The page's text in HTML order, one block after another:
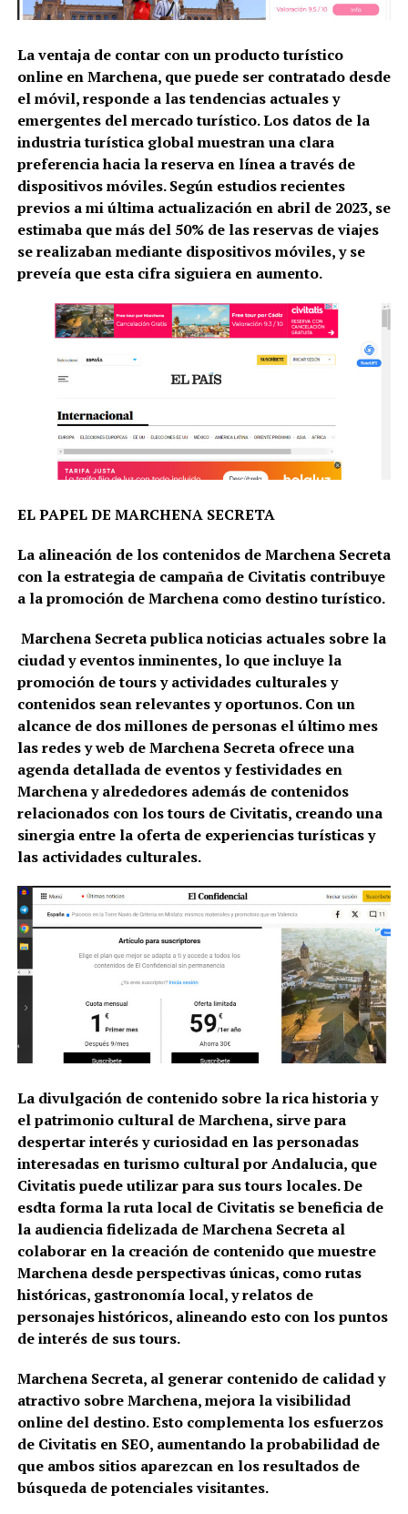
La ventaja de contar con un producto turístico
online en Marchena, que puede ser contratado desde
el móvil, responde a las tendencias actuales y
emergentes del mercado turístico. Los datos de la
industria turística global muestran una clara
preferencia hacia la reserva en línea a través de
dispositivos móviles. Según estudios recientes
previos a mi última actualización en abril de 2023, se
estimaba que más del 50% de las reservas de viajes
se realizaban mediante dispositivos móviles, y se
preveía que esta cifra siguiera en aumento.
EL PAPEL DE MARCHENA SECRETA
La alineación de los contenidos de Marchena Secreta
con la estrategia de campaña de Civitatis contribuye
a la promoción de Marchena como destino turístico.
Marchena Secreta publica noticias actuales sobre la
ciudad y eventos inminentes, lo que incluye la
promoción de tours y actividades culturales y
contenidos sean relevantes y oportunos.Con un
alcance de dos millones de personas el último mes
las redes y web de Marchena Secreta ofrece una
agenda detallada de eventos y festividades en
Marchena y alrededores además de contenidos
relacionados con los tours de Civitatis, creando una
sinergia entre la oferta de experiencias turísticas y
las actividades culturales.
La divulgación de contenido sobre la rica historia y
el patrimonio cultural de Marchena, sirve para
despertar interés y curiosidad en las personadas
interesadas en turismo cultural por Andalucia, que
Civitatis puede utilizar para sus tours locales. De
esdta forma la ruta local deCivitatis se beneficia de
la audiencia fidelizada de Marchena Secreta al
colaborar en la creación de contenido que muestre
Marchena desde perspectivas únicas, como rutas
históricas, gastronomía local, y relatos de
personajes históricos, alineando esto con los puntos
de interés de sus tours.
Marchena Secreta, al generar contenido de calidad y
atractivo sobre Marchena, mejora la visibilidad
online del destino. Esto complementa los esfuerzos
de Civitatis en SEO, aumentando la probabilidad de
que ambos sitios aparezcan en los resultados de
búsqueda de potenciales visitantes.